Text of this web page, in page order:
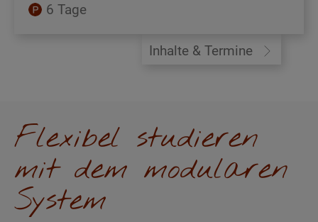
6 Tage
Inhalte & Termine
Flexibel studieren
mit dem modularen
System